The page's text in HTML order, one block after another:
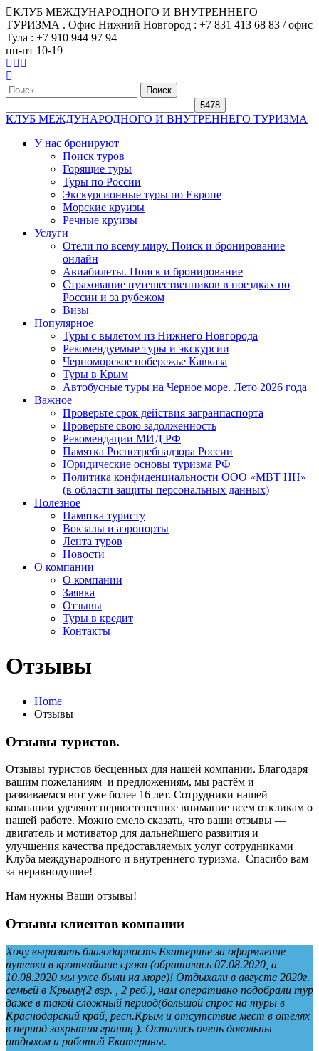
КЛУБ МЕЖДУНАРОДНОГО И ВНУТРЕННЕГО
ТУРИЗМА . Офис Нижний Новгород : +7 831 413 68 83 / офис
Тула : +7 910 944 97 94
пн-пт 10-19
Найти:
КЛУБ МЕЖДУНАРОДНОГО И ВНУТРЕННЕГО ТУРИЗМА
У нас бронируют
Поиск туров
Горящие туры
Туры по России
Экскурсионные туры по Европе
Морские круизы
Речные круизы
Услуги
Отели по всему миру. Поиск и бронирование
онлайн
Авиабилеты. Поиск и бронирование
Страхование путешественников в поездках по
России и за рубежом
Визы
Популярное
Туры с вылетом из Нижнего Новгорода
Рекомендуемые туры и экскурсии
Черноморское побережье Кавказа
Туры в Крым
Автобусные туры на Черное море. Лето 2026 года
Важное
Проверьте срок действия загранпаспорта
Проверьте свою задолженность
Рекомендации МИД РФ
Памятка Роспотребнадзора России
Юридические основы туризма РФ
Политика конфиденциальности ООО «МВТ НН»
(в области защиты персональных данных)
Полезное
Памятка туристу
Вокзалы и аэропорты
Лента туров
Новости
О компании
О компании
Заявка
Отзывы
Туры в кредит
Контакты
Отзывы
Home
Отзывы
Отзывы туристов.
Отзывы туристов бесценных для нашей компании. Благодаря
вашим пожеланиям и предложениям, мы растём и
развиваемся вот уже более 16 лет. Сотрудники нашей
компании уделяют первостепенное внимание всем откликам о
нашей работе. Можно смело сказать, что ваши отзывы —
двигатель и мотиватор для дальнейшего развития и
улучшения качества предоставляемых услуг сотрудниками
Клуба международного и внутреннего туризма. Спасибо вам
за неравнодушие!
Нам нужны Ваши отзывы!
Отзывы клиентов компании
Хочу выразить благодарность Екатерине за оформление
путевки в кротчайшие сроки (обратилась 07.08.2020, а
10.08.2020 мы уже были на море)! Отдыхали в августе 2020г.
семьей в Крыму(2 взр. , 2 реб.), нам оперативно подобрали тур
даже в такой сложный период(большой спрос на туры в
Краснодарский край, респ.Крым и отсутствие мест в отелях
в период закрытия границ ). Остались очень довольны
отдыхом и работой Екатерины.